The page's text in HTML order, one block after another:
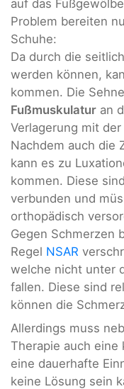
auf das
Problem bereiten
Schuhe:
Da durch die
werden können,
kommen. Die
Fußmuskulatur an
Verlagerung mit
Nachdem auch die
kann es zu
kommen. Diese
verbunden und
orthopädisch
Gegen Schmerzen
Regel NSAR
welche nicht unter
fallen. Diese sind
können die
Allerdings muss
Therapie auch eine
eine dauerhafte
keine Lösung sein